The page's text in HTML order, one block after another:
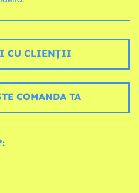
CU CLIENȚII
COMANDA TA